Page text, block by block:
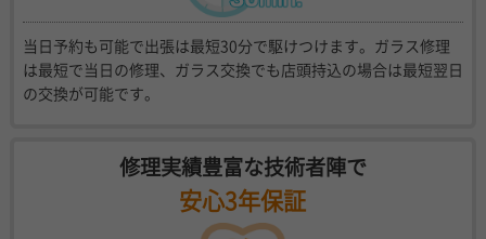
当日予約も可能で出張は最短30分で駆けつけます。ガラス修理
は最短で当日の修理、ガラス交換でも店頭持込の場合は最短翌日
の交換が可能です。
修理実績豊富な技術者陣で
安心3年保証